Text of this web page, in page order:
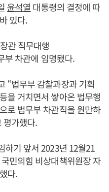
윤석열 대통령의 결정에 따
있다.
관 직무대행
부 차관에 임명됐다.
“법무부 감찰과장과 기획
을 거치면서 쌓아온 법무행
로 법무부 차관직을 원만하
평가했다.
하기 앞서 2023년 12월21
민의힘 비상대책위원장 자
다.